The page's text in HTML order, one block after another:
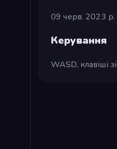
09 черв. 2023 р.
Керування
WASD, клавіші